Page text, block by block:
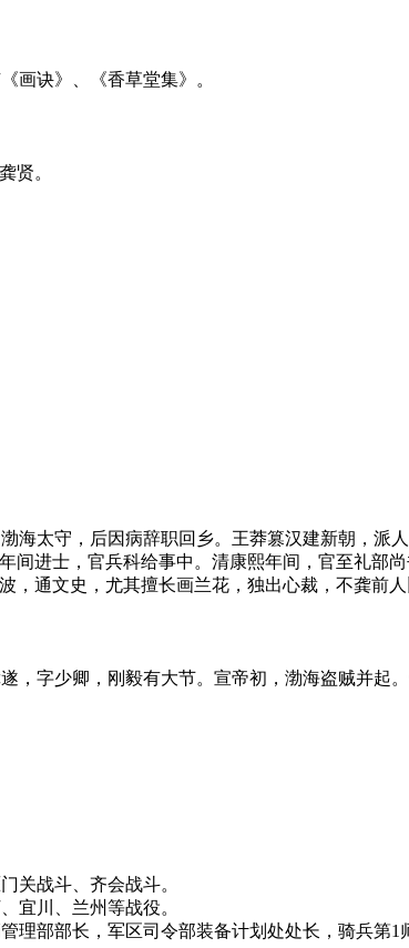
画诀》、《香草堂集》。
贤。
海太守，后因病辞职回乡。王莽篡汉建新朝，派
进士，官兵科给事中。清康熙年间，官至礼部
通文史，尤其擅长画兰花，独出心裁，不龚前人
，字少卿，刚毅有大节。宣帝初，渤海盗贼并起
关战斗、齐会战斗。
宜川、兰州等战役。
理部部长，军区司令部装备计划处处长，骑兵第